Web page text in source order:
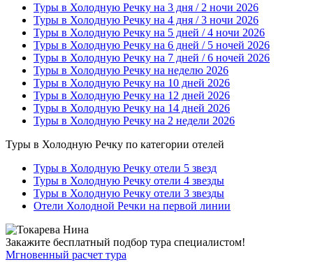
Туры в Холодную Речку на 3 дня / 2 ночи 2026
Туры в Холодную Речку на 4 дня / 3 ночи 2026
Туры в Холодную Речку на 5 дней / 4 ночи 2026
Туры в Холодную Речку на 6 дней / 5 ночей 2026
Туры в Холодную Речку на 7 дней / 6 ночей 2026
Туры в Холодную Речку на неделю 2026
Туры в Холодную Речку на 10 дней 2026
Туры в Холодную Речку на 12 дней 2026
Туры в Холодную Речку на 14 дней 2026
Туры в Холодную Речку на 2 недели 2026
Туры в Холодную Речку по категории отелей
Туры в Холодную Речку отели 5 звезд
Туры в Холодную Речку отели 4 звезды
Туры в Холодную Речку отели 3 звезды
Отели Холодной Речки на первой линии
Закажите бесплатный подбор тура специалистом!
Мгновенный расчет тура